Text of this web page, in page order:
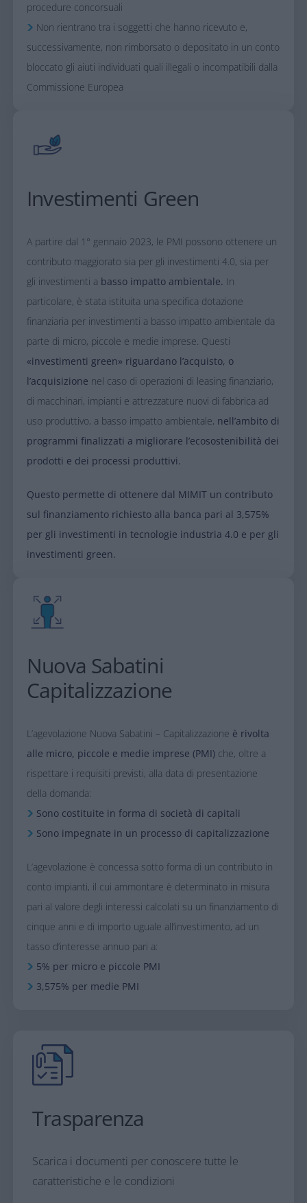
procedure concorsuali
Non rientrano tra i soggetti che hanno ricevuto e,
successivamente, non rimborsato o depositato in un conto
bloccato gli aiuti individuati quali illegali o incompatibili dalla
Commissione Europea
Investimenti Green​
A partire dal 1° gennaio 2023, le PMI possono ottenere un
contributo maggiorato sia per gli investimenti 4.0, sia per
gli investimenti a basso impatto ambientale. In
particolare, è stata istituita una specifica dotazione
finanziaria per investimenti a basso impatto ambientale da
parte di micro, piccole e medie imprese. Questi
«investimenti green» riguardano l’acquisto, o
l’acquisizione nel caso di operazioni di leasing finanziario,
di macchinari, impianti e attrezzature nuovi di fabbrica ad
uso produttivo, a basso impatto ambientale, nell’ambito di
programmi finalizzati a migliorare l’ecosostenibilità dei
prodotti e dei processi produttivi.​
Questo permette di ottenere dal MIMIT un contributo
sul finanziamento richiesto alla banca pari al 3,575%
per gli investimenti in tecnologie industria 4.0 e per gli
investimenti green.​
Nuova Sabatini
Capitalizzazione​
L’agevolazione Nuova Sabatini – Capitalizzazione è rivolta
alle micro, piccole e medie imprese (PMI) che, oltre a
rispettare i requisiti previsti, alla data di presentazione
della domanda:​
Sono costituite in forma di società di capitali
Sono impegnate in un processo di capitalizzazione
L’agevolazione è concessa sotto forma di un contributo in
conto impianti, il cui ammontare è determinato in misura
pari al valore degli interessi calcolati su un finanziamento di
cinque anni e di importo uguale all’investimento, ad un
tasso d’interesse annuo pari a:​
5% per micro e piccole PMI
3,575% per medie PMI
Trasparenza
Scarica i documenti per conoscere tutte le
caratteristiche e le condizioni